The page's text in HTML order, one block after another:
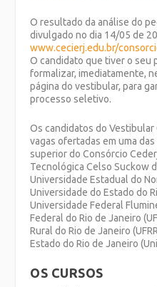
O resultado da análise do
divulgado no dia 14/05 de
www.cecierj.edu.br/
O candidato que tiver o seu
formalizar, imediatamente,
página do vestibular, para
processo seletivo.
Os candidatos do
vagas ofertadas em uma
superior do Consórcio
Tecnológica Celso Suckow
Universidade Estadual do
Universidade do Estado do
Universidade Federal
Federal do Rio de Janeiro
Rural do Rio de Janeiro
Estado do Rio de Janeiro
OS CURSOS